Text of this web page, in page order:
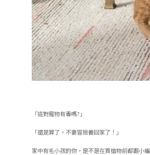
「這對寵物有毒嗎?」
「還是算了，不要冒險養回家了！」
家中有毛小孩的你，是不是在買植物前都跟小